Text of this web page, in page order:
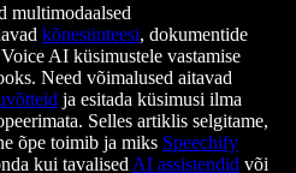
multimodaalsed
kõnesünteesi, dokumentide
AI küsimustele vastamise
Need võimalused aitavad
ja esitada küsimusi ilma
Selles artiklis selgitame,
õpe toimib ja miks Speechify
kui tavalised AI assistendid või